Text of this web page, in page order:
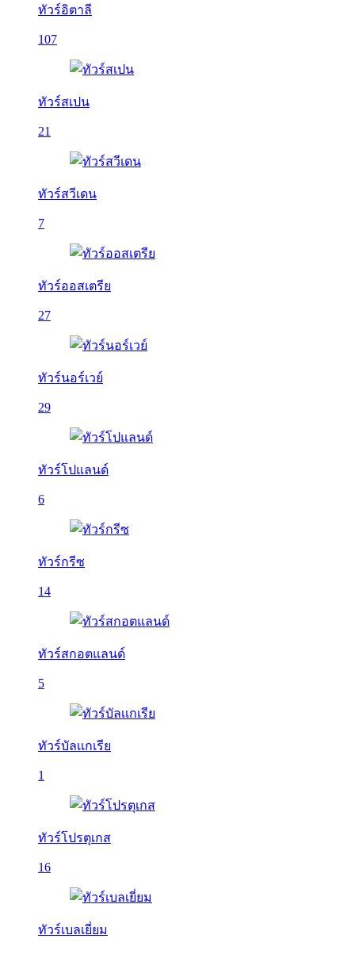
ทัวร์อิตาลี
107
ทัวร์สเปน
21
ทัวร์สวีเดน
7
ทัวร์ออสเตรีย
27
ทัวร์นอร์เวย์
29
ทัวร์โปแลนด์
6
ทัวร์กรีซ
14
ทัวร์สกอตแลนด์
5
ทัวร์บัลเเกเรีย
1
ทัวร์โปรตุเกส
16
ทัวร์เบลเยี่ยม